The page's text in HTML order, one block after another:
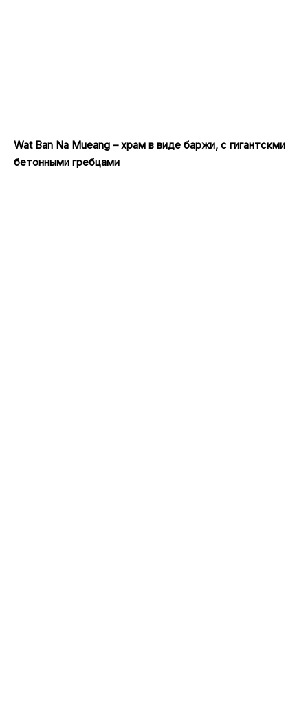
Wat Ban Na Mueang – храм в виде баржи, с гигантскми
бетонными гребцами